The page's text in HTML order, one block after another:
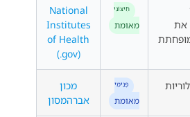
את
חִיצוֹנִי
מאומת
National
Institutes
of Health
(.gov)
פְּנִימִי
מאומת
מכון
אברהמסון